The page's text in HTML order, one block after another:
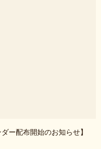
ー配布開始のお知らせ】